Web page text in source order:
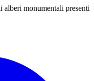
alberi monumentali presenti